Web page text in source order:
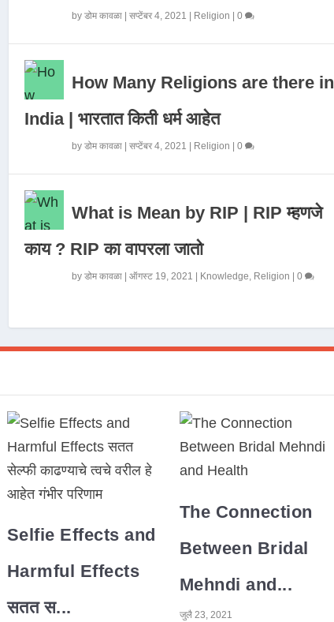
by डोम कावळा| सप्टेंबर 4, 2021 Religion 0
How Many Religions are there in
India | भारतात किती धर्म आहेत
by डोम कावळा| सप्टेंबर 4, 2021 Religion 0
What is Mean by RIP | RIP म्हणजे
काय ? RIP का वापरला जातो
by डोम कावळा| ऑगस्ट 19, 2021 Knowledge, Religion 0
Selfie Effects and
Harmful Effects
सतत स...
The Connection
Between Bridal
Mehndi and...
जुलै 23, 2021